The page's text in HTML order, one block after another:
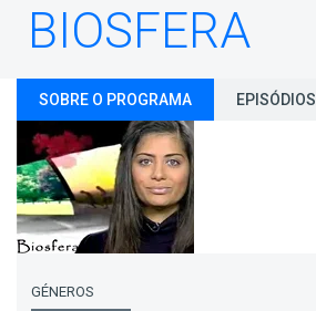
BIOSFERA
SOBRE O PROGRAMA EPISÓDIOS
GÉNEROS